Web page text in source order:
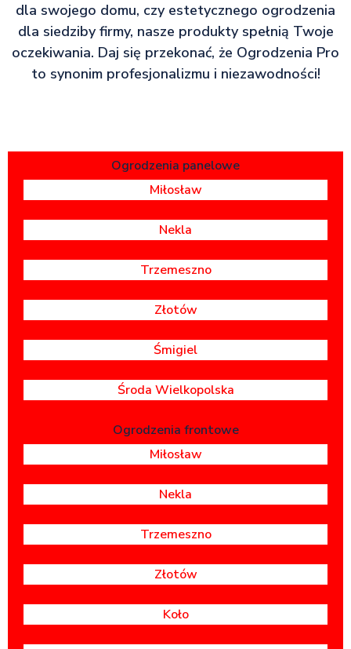
dla swojego domu, czy estetycznego ogrodzenia
dla siedziby firmy, nasze produkty spełnią Twoje
oczekiwania. Daj się przekonać, że Ogrodzenia Pro
to synonim profesjonalizmu i niezawodności!
Ogrodzenia panelowe
Miłosław
Nekla
Trzemeszno
Złotów
Śmigiel
Środa Wielkopolska
Ogrodzenia frontowe
Miłosław
Nekla
Trzemeszno
Złotów
Koło